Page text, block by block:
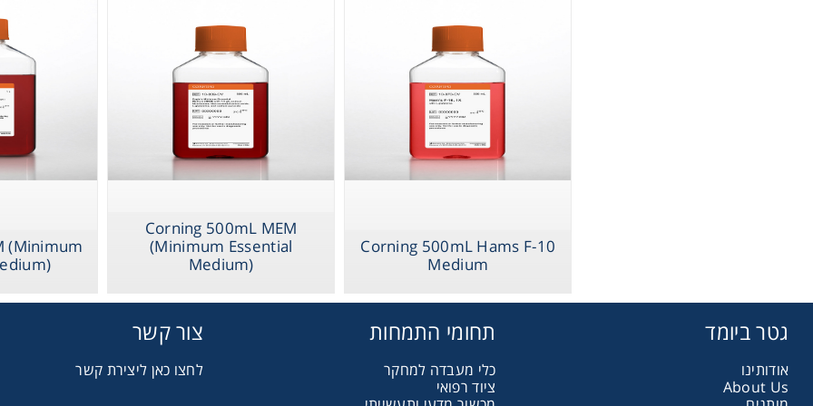
Corning 500mL Hams F-10
Medium
Corning 500mL MEM
(Minimum Essential
Medium)
(Minimum
גטר ביומד
אודותינו
About Us
תחומי התמחות
כלי מעבדה למחקר
ציוד רפואי
צור קשר
לחצו כאן ליצירת קשר
Liquid Handling
Plasticware
Reagents & Kits
Consumables
Safety
Chemicals